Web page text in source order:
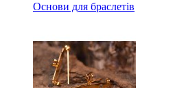
Основи для браслетів